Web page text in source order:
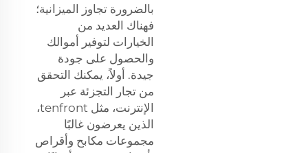
بالضرورة تجاوز الميزانية؛
فهناك العديد من
الخيارات لتوفير أموالك
والحصول على جودة
جيدة. أولاً، يمكنك التحقق
من تجار التجزئة عبر
الإنترنت، مثل tenfront،
الذين يعرضون غالبًا
مجموعات مكابح وأقراص